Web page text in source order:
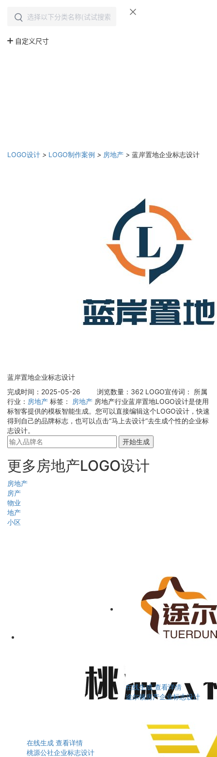
LOGO设计 > LOGO制作案例 > 房地产 > 蓝岸置地企业标志设计
蓝岸置地企业标志设计
完成时间：2025-05-26
浏览数量：362 LOGO宣传词：
所属
行业： 房地产 标签： 房地产 房地产行业蓝岸置地LOGO设计是使用
标智客提供的模板智能生成。您可以直接编辑这个LOGO设计，快速
得到自己的品牌标志，也可以点击“马上去设计”去生成个性的企业标
志设计。
开始生成
更多房地产LOGO设计
房地产
房产
物业
地产
小区
在线生成 查看详情
桃源公社企业标志设计
在线生成 查看详情
途尔顿房产企业标志设计